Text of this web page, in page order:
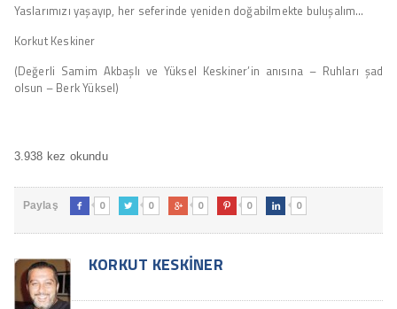
Yaslarımızı yaşayıp, her seferinde yeniden doğabilmekte buluşalım…
Korkut Keskiner
(Değerli Samim Akbaşlı ve Yüksel Keskiner’in anısına – Ruhları şad
olsun – Berk Yüksel)
3.938 kez okundu
Paylaş  0  0  0  0  0
KORKUT KESKINER